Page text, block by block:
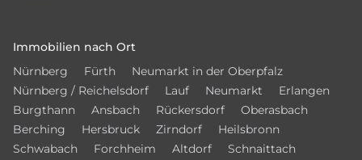
Immobilien nach Ort
Nürnberg
Fürth
Neumarkt in der Oberpfalz
Nürnberg / Reichelsdorf
Lauf Neumarkt
Erlangen
Burgthann
Ansbach Rückersdorf
Oberasbach
Berching
Hersbruck Zirndorf
Heilsbronn
Schwabach
Forchheim Altdorf
Schnaittach